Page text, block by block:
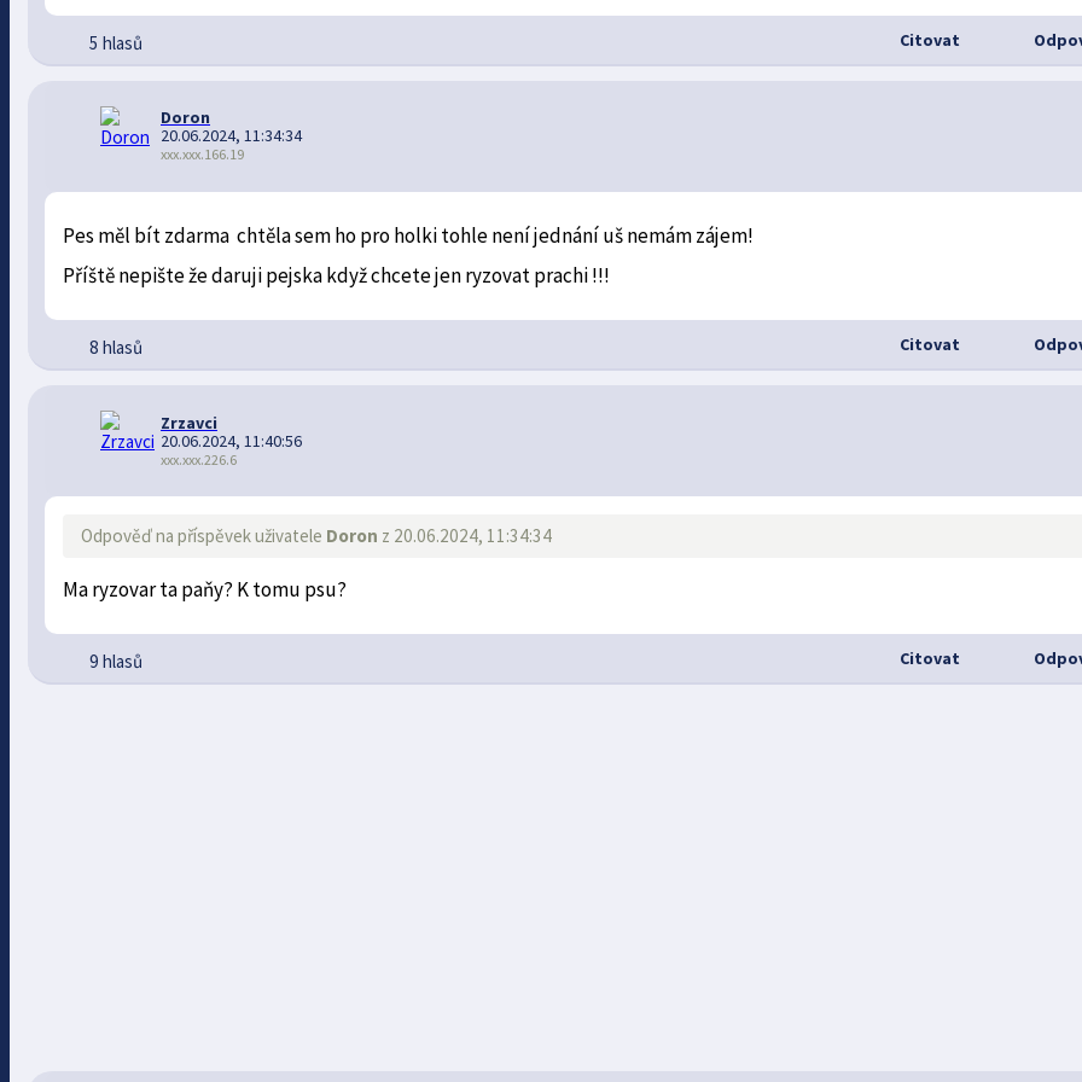
5 hlasů Citovat
Doron
20.06.2024, 11:34:34
xxx.xxx.166.19
Pes měl bít zdarma chtěla sem ho pro holki tohle není jednání uš nemám zájem!
Příště nepište že daruji pejska když chcete jen ryzovat prachi !!!
8 hlasů Citovat
Zrzavci
20.06.2024, 11:40:56
xxx.xxx.226.6
Odpověď na příspěvek uživatele Doron z 20.06.2024, 11:34:34
Ma ryzovar ta paňy? K tomu psu?
9 hlasů Citovat